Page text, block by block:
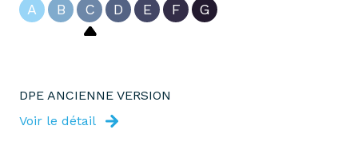
A B C D E F G
DPE ANCIENNE VERSION
Voir le détail